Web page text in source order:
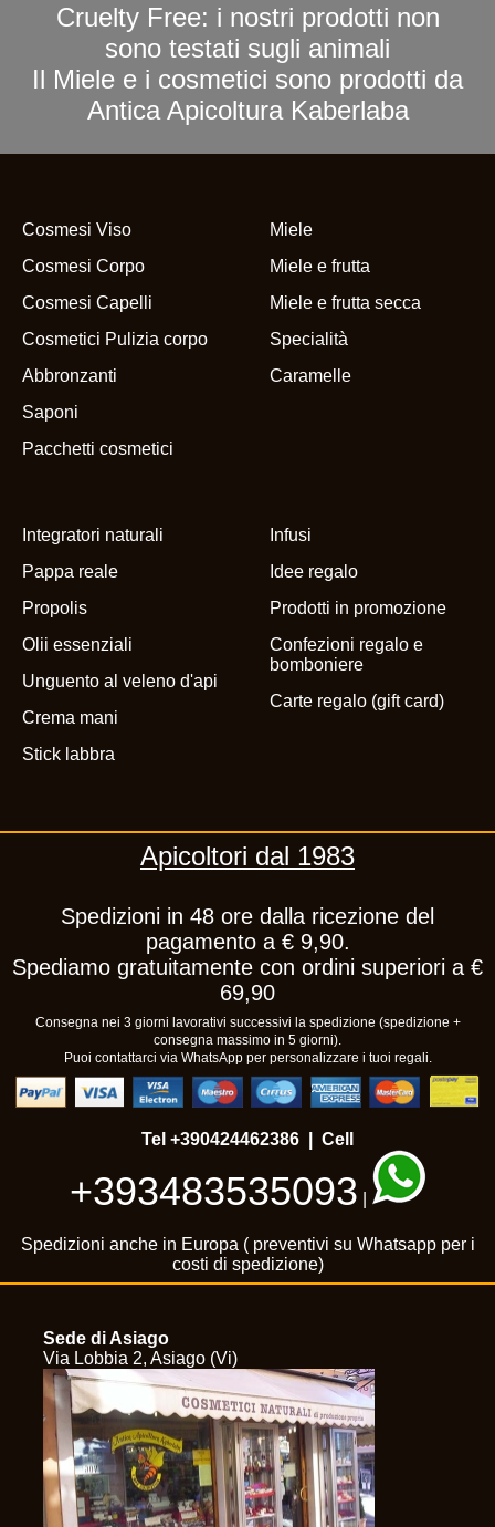
Cruelty Free: i nostri prodotti non
sono testati sugli animali
Il Miele e i cosmetici sono prodotti da
Antica Apicoltura Kaberlaba
Cosmesi Viso
Cosmesi Corpo
Cosmesi Capelli
Cosmetici Pulizia corpo
Abbronzanti
Saponi
Pacchetti cosmetici
Miele
Miele e frutta
Miele e frutta secca
Specialità
Caramelle
Integratori naturali
Pappa reale
Propolis
Olii essenziali
Unguento al veleno d'api
Crema mani
Stick labbra
Infusi
Idee regalo
Prodotti in promozione
Confezioni regalo e
bomboniere
Carte regalo (gift card)
Apicoltori dal 1983
Spedizioni in 48 ore dalla ricezione del
pagamento a € 9,90.
Spediamo gratuitamente con ordini superiori a €
69,90
Consegna nei 3 giorni lavorativi successivi la spedizione (spedizione +
consegna massimo in 5 giorni).
Puoi contattarci via WhatsApp per personalizzare i tuoi regali.
Tel +390424462386 | Cell
+393483535093
Spedizioni anche in Europa ( preventivi su Whatsapp per i
costi di spedizione)
Sede di Asiago
Via Lobbia 2, Asiago (Vi)